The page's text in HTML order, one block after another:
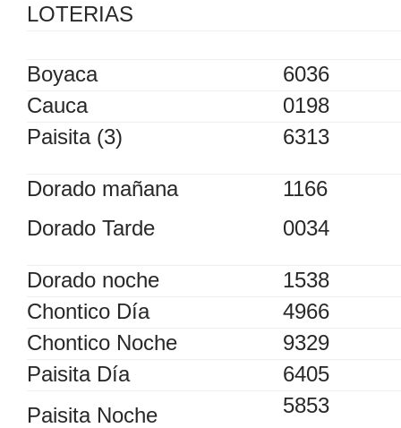
LOTERIAS
Boyaca
6036
Cauca
0198
Paisita (3)
6313
Dorado mañana
Dorado Tarde
1166
0034
Dorado noche
1538
Chontico Día
4966
Chontico Noche
9329
Paisita Día
6405
Paisita Noche
5853